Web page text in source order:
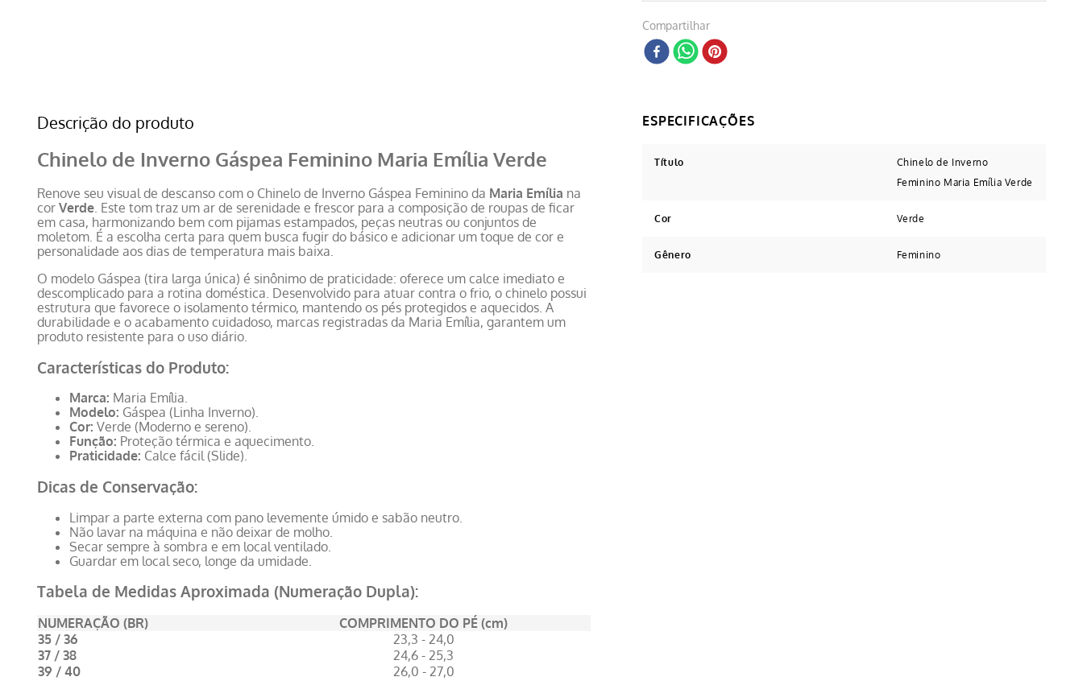
Compartilhar
Descrição do produto
Chinelo de Inverno Gáspea Feminino Maria Emília Verde
Renove seu visual de descanso com o Chinelo de Inverno Gáspea Feminino da Maria Emília na
cor Verde . Este tom traz um ar de serenidade e frescor para a composição de roupas de ficar
em casa, harmonizando bem com pijamas estampados, peças neutras ou conjuntos de
moletom. É a escolha certa para quem busca fugir do básico e adicionar um toque de cor e
personalidade aos dias de temperatura mais baixa.
O modelo Gáspea (tira larga única) é sinônimo de praticidade: oferece um calce imediato e
descomplicado para a rotina doméstica. Desenvolvido para atuar contra o frio, o chinelo possui
estrutura que favorece o isolamento térmico, mantendo os pés protegidos e aquecidos. A
durabilidade e o acabamento cuidadoso, marcas registradas da Maria Emília, garantem um
produto resistente para o uso diário.
Características do Produto:
Marca: Maria Emília.
Modelo: Gáspea (Linha Inverno).
Cor: Verde (Moderno e sereno).
Função: Proteção térmica e aquecimento.
Praticidade: Calce fácil (Slide).
Dicas de Conservação:
Limpar a parte externa com pano levemente úmido e sabão neutro.
Não lavar na máquina e não deixar de molho.
Secar sempre à sombra e em local ventilado.
Guardar em local seco, longe da umidade.
Tabela de Medidas Aproximada (Numeração Dupla):
NUMERAÇÃO (BR)
COMPRIMENTO DO PÉ (cm)
35 / 36
23,3 - 24,0
37 / 38
24,6 - 25,3
39 / 40
26,0 - 27,0
Título
Chinelo de Inverno
Feminino Maria Emília Verde
Cor Verde
Gênero Feminino